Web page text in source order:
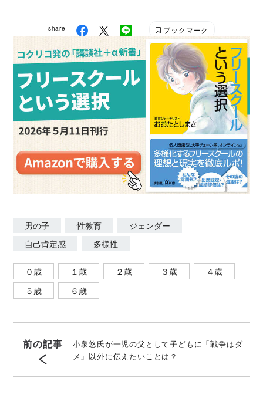
share ブックマーク
男の子 性教育
ジェンダー
自己肯定感
多様性
０歳 １歳 ２歳 ３歳
４歳
５歳
６歳
前の記事
小泉悠氏が一児の父として子どもに「戦争はダ
メ」以外に伝えたいことは？